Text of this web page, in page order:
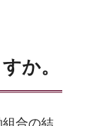
か。